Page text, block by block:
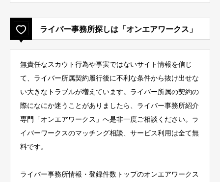
ライバー事務所探しは「オンエアワークス」
無責任なスカウト行為や事実ではないサイト情報を信じ
て、ライバー所属契約履行後に不利な条件から抜け出せな
い大きなトラブルが増えています。ライバー所属の契約の
際になにか迷うことがありましたら、ライバー事務所紹介
専門「オンエアワークス」へ是非一度ご相談ください。ラ
イバーワークスのマッチング相談、サービス利用は全て無
料です。
ライバー事務所情報・登録件数トップのオンエアワークス